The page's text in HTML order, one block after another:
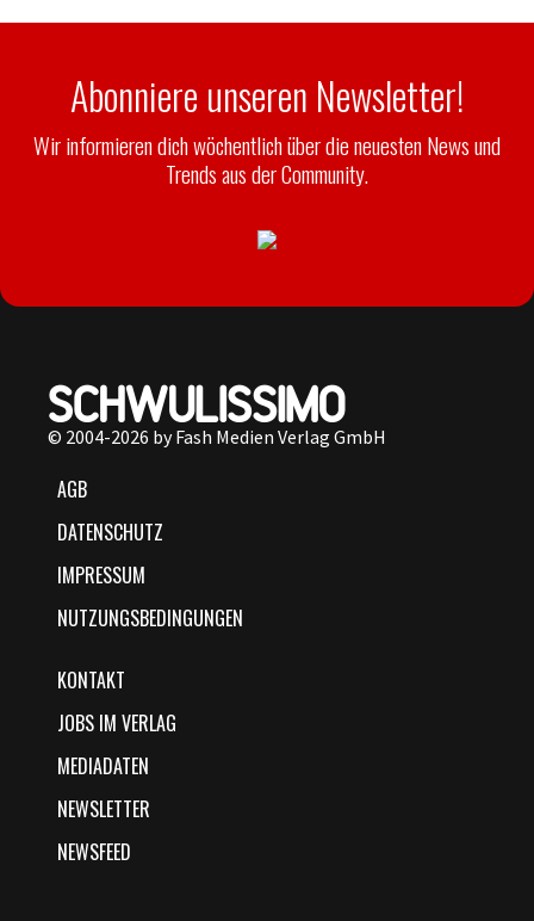
Abonniere unseren Newsletter!
Wir informieren dich wöchentlich über die neuesten News und
Trends aus der Community.
© 2004-2026 by Fash Medien Verlag GmbH
AGB
DATENSCHUTZ
IMPRESSUM
NUTZUNGSBEDINGUNGEN
KONTAKT
JOBS IM VERLAG
MEDIADATEN
NEWSLETTER
NEWSFEED